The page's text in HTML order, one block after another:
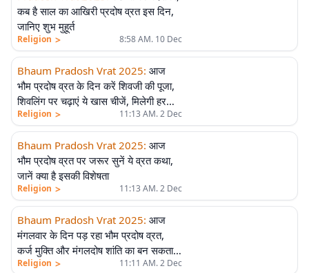
कब है साल का आखिरी प्रदोष व्रत इस दिन,
जानिए शुभ मुहूर्त
Religion > 8:58 AM. 10 Dec
Bhaum Pradosh Vrat 2025: आज
भौम प्रदोष व्रत के दिन करें शिवजी की पूजा,
शिवलिंग पर चढ़ाएं ये खास चीजें, मिलेगी हर
संकट से मुक्ति
Religion > 11:13 AM. 2 Dec
Bhaum Pradosh Vrat 2025: आज
भौम प्रदोष व्रत पर जरूर सुनें ये व्रत कथा,
जानें क्या है इसकी विशेषता
Religion > 11:13 AM. 2 Dec
Bhaum Pradosh Vrat 2025: आज
मंगलवार के दिन पड़ रहा भौम प्रदोष व्रत,
कर्ज मुक्ति और मंगलदोष शांति का बन सकता है
विशेष योग
Religion > 11:11 AM. 2 Dec